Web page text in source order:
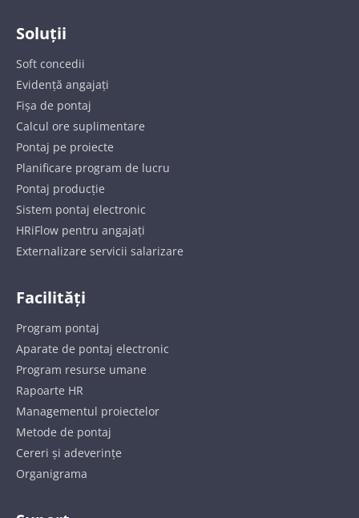
Soluții
Soft concedii
Evidență angajați
Fișa de pontaj
Calcul ore suplimentare
Pontaj pe proiecte
Planificare program de lucru
Pontaj producție
Sistem pontaj electronic
HRiFlow pentru angajați
Externalizare servicii salarizare
Facilități
Program pontaj
Aparate de pontaj electronic
Program resurse umane
Rapoarte HR
Managementul proiectelor
Metode de pontaj
Cereri și adeverințe
Organigrama